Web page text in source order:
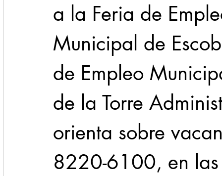
a la Feria de
Municipal de
de Empleo
de la Torre
orienta sobre
8220-6100, en